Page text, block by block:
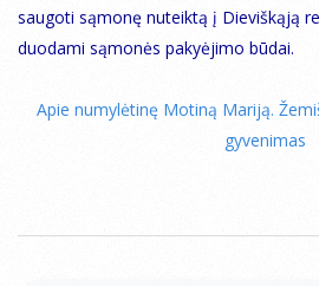
saugoti sąmonę nuteiktą į Dieviškąją
duodami sąmonės pakyėjimo būdai.
Apie numylėtinę Motiną Mariją.
gyvenimas